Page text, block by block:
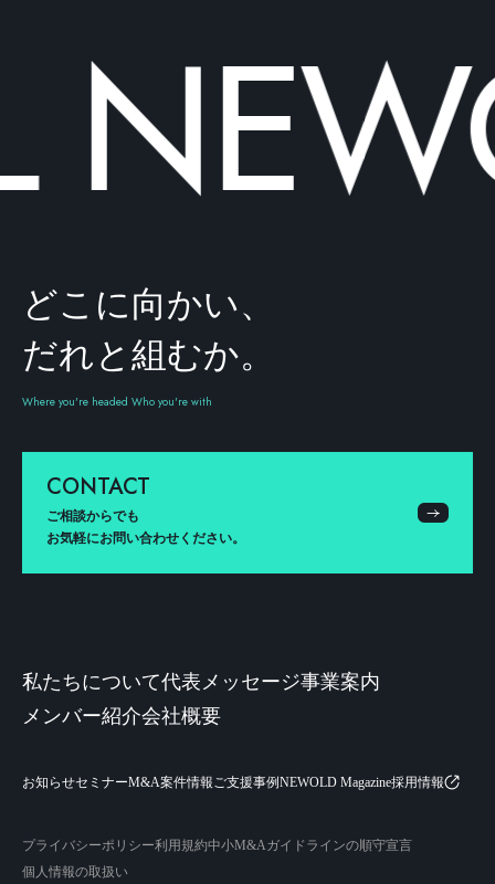
どこに向かい、
だれと組むか。
Where you're headed Who you're with
CONTACT
ご相談からでも
お気軽にお問い合わせください。
私たちについて代表メッセージ事業案内
メンバー紹介会社概要
お知らせセミナーM&A案件情報ご支援事例NEWOLD Magazine採用情報
プライバシーポリシー利用規約中小M&Aガイドラインの順守宣言
個人情報の取扱い